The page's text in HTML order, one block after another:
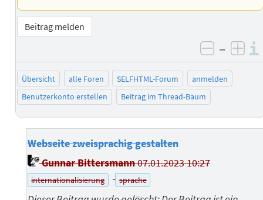
Beitrag melden
negativ
–
Übersicht alle Foren SELFHTML-Forum
anmelden
Benutzerkonto erstellen
Beitrag im Thread-Baum
Webseite zweisprachig gestalten
Gunnar Bittersmann07.01.2023 10:27
internationalisierung sprache